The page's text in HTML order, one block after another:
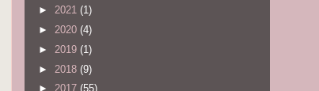
► 2021 (1)
► 2020 (4)
► 2019 (1)
► 2018 (9)
► 2017 (55)